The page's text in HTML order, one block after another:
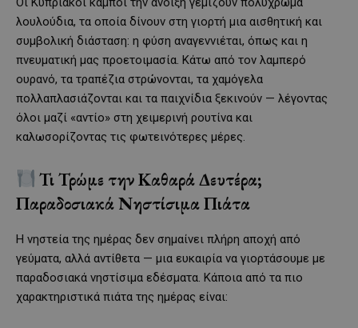
λουλούδια, τα οποία δίνουν στη γιορτή μια αισθητική και
συμβολική διάσταση: η φύση αναγεννιέται, όπως και η
πνευματική μας προετοιμασία. Κάτω από τον λαμπερό
ουρανό, τα τραπέζια στρώνονται, τα χαμόγελα
πολλαπλασιάζονται και τα παιχνίδια ξεκινούν — λέγοντας
όλοι μαζί «αντίο» στη χειμερινή ρουτίνα και
καλωσορίζοντας τις φωτεινότερες μέρες.
Τι Τρώμε την Καθαρά Δευτέρα;
Παραδοσιακά Νηστίσιμα Πιάτα
Η νηστεία της ημέρας δεν σημαίνει πλήρη αποχή από
γεύματα, αλλά αντίθετα — μια ευκαιρία να γιορτάσουμε με
παραδοσιακά νηστίσιμα εδέσματα. Κάποια από τα πιο
χαρακτηριστικά πιάτα της ημέρας είναι: